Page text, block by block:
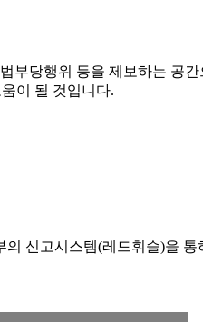
부당행위 등을 제보하는 공간
이 될 것입니다.
신고시스템(레드휘슬)을